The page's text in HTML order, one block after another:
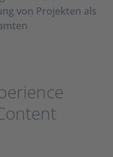
von Projekten als